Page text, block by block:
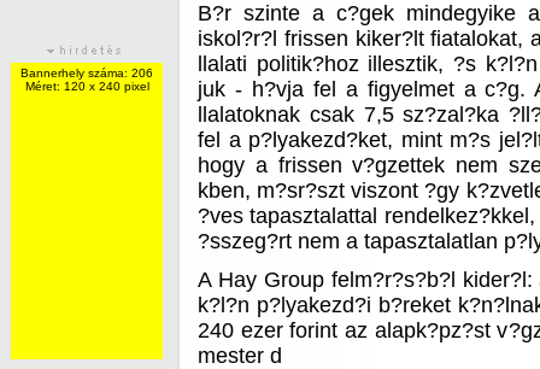
Bannerhely száma: 206
Méret: 120 x 240 pixel
B?r szinte a c?gek mindegyike
iskol?r?l frissen kiker?lt fiatalokat,
llalati politik?hoz illesztik, ?s
juk - h?vja fel a figyelmet a c?g.
llalatoknak csak 7,5 sz?zal?ka
fel a p?lyakezd?ket, mint m?s
hogy a frissen v?gzettek nem
kben, m?sr?szt viszont ?gy
?ves tapasztalattal
?sszeg?rt nem a tapasztalatlan
A Hay Group felm?r?s?b?l
k?l?n p?lyakezd?i b?reket
240 ezer forint az alapk?pz?st
mester d